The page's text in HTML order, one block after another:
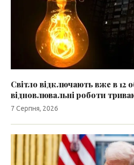
Світло відключають вже в 12
відновлювальні роботи
7 Серпня, 2026